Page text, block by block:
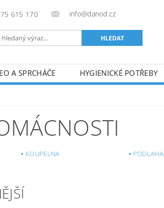
615 170 info@danod.cz
A SPRCHÁČE HYGIENICKÉ POTŘEBY
KOUPELNA PODLAHA